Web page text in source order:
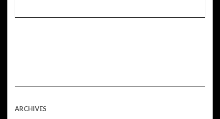
ARCHIVES